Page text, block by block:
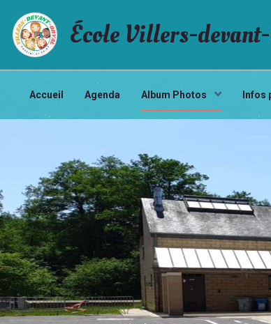
École Villers-
Accueil Agenda Album Photos Infos